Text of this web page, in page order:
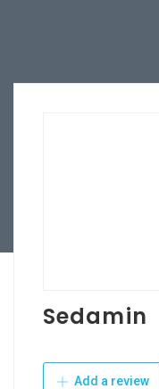
Sedamin
Add a review